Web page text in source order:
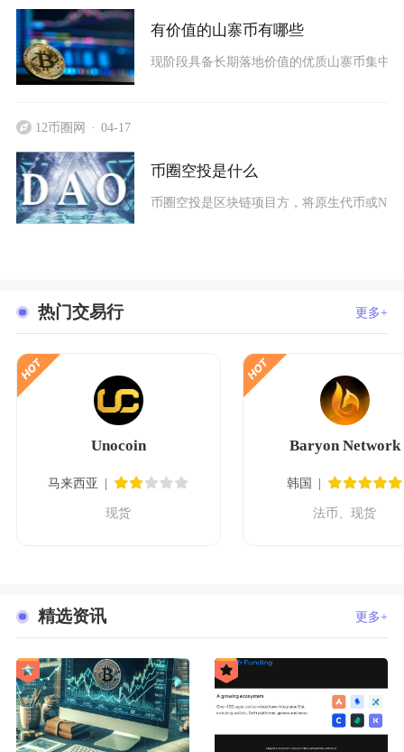
有价值的山寨币有哪些
现阶段具备长期落地价值的优质山寨币集中
12币圈网 04-17
币圈空投是什么
币圈空投是区块链项目方，将原生代币或
热门交易行 更多+
Unocoin
马来西亚
现货
Baryon Network
韩国
法币、现货
精选资讯 更多+